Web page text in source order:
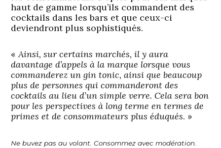
haut de gamme lorsqu’ils commandent des
cocktails dans les bars et que ceux-ci
deviendront plus sophistiqués.
«Ainsi, sur certains marchés, il y aura
davantage d’appels à la marque lorsque vous
commanderez un gin tonic, ainsi que beaucoup
plus de personnes qui commanderont des
cocktails au lieu d’un simple verre. Cela sera bon
pour les perspectives à long terme en termes de
primes et de consommateurs plus éduqués. »
Ne buvez pas au volant. Consommez avec modération.